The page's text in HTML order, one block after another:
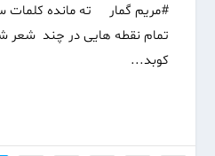
#مریم گمار ته مانده کلمات
تمام نقطه هایی در چند
کوبد...